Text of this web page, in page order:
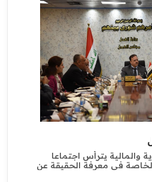
والمالية يترأس اجتماعا
في معرفة الحقيقة عن